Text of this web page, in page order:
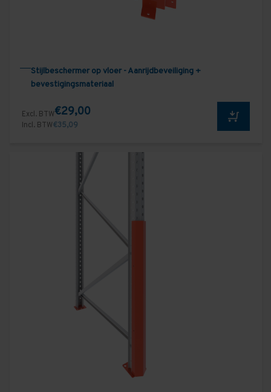
Stijlbeschermer op vloer - Aanrijdbeveiliging +
bevestigingsmateriaal
Excl. BTW€29,00
Incl. BTW€35,09